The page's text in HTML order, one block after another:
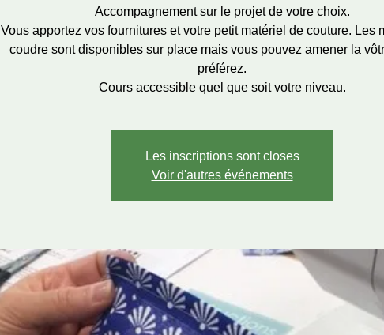
Accompagnement sur le projet de votre choix.
Vous apportez vos fournitures et votre petit matériel de couture. Les
coudre sont disponibles sur place mais vous pouvez amener la
préférez.
Cours accessible quel que soit votre niveau.
Les inscriptions sont closes
Voir d'autres événements